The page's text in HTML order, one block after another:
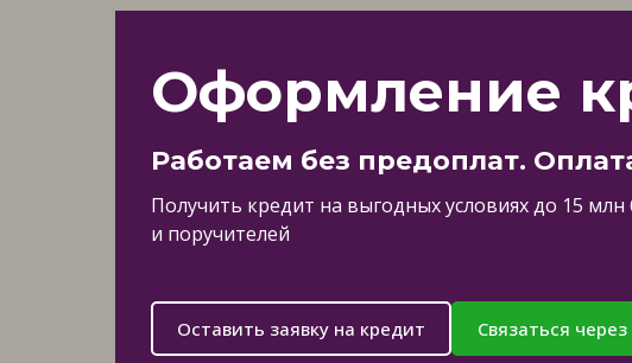
Оформление
Работаем без предоплат.
Получить кредит на выгодных условиях до 15 млн
и поручителей
Оставить заявку на кредит Связаться